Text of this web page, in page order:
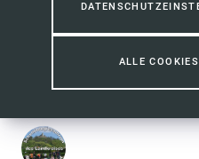
ALLE